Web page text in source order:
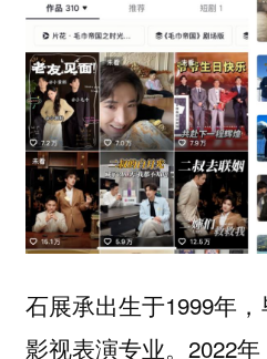
石展承出生于1999年
影视表演专业。2022